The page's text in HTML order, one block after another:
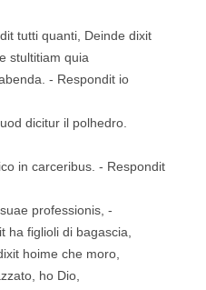
tutti quanti, Deinde dixit
stultitiam quia
- Respondit io
dicitur il polhedro.
in carceribus. - Respondit
professionis, -
ha figlioli di bagascia,
hoime che moro,
ho Dio,